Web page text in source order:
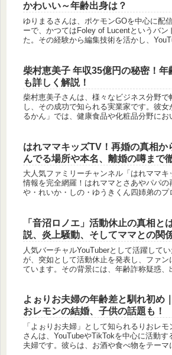
かわいい～年齢出身は？
ゆりまるさんは、ポケモンGOを中心に配
ーで、かつてはFoley of Lucentというバン
た。その経験から編集技術を活かし、
柴村恵美子 年収35億円の秘密！年
も詳しく解説！
柴村恵美子さんは、様々なビジネス分野で
し、その成功で知られる実業家です。彼女
るかん」では、健康食品や化粧品分野にお
はれママキッズTV！再婚の真相か
んでる場所や本名、離婚の噂まで
大人気ファミリーチャンネル「はれママキ
情報を完全網羅！はれママとさあやパパの
や・れいか・しの・ゆうきくん四姉弟のプ
「音沼ロノエ」活動休止の真相と
説、炎上騒動、そしてママとの関
人気バーチャルYouTuberとして活躍してい
が、突如として活動休止を発表し、ファン
ています。その背景には、年齢詐称疑惑、
よぉりお夫婦の年齢差と馴れ初め
おレモンの結婚、子供の話題も！
「よぉりお夫婦」として知られるりおレ
さんは、YouTubeやTikTokを中心に活動す
夫婦です。彼らは、お酒や食べ物をテーマ